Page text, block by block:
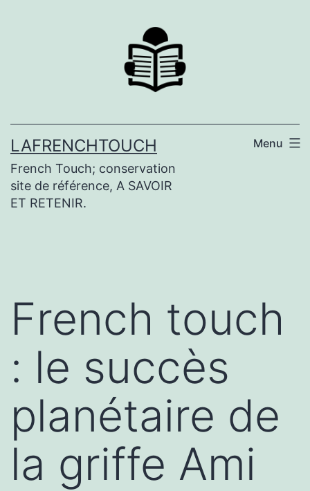
LAFRENCHTOUCH
French Touch; conservation
site de référence, A SAVOIR
ET RETENIR.
Menu
French touch
: le succès
planétaire de
la griffe Ami